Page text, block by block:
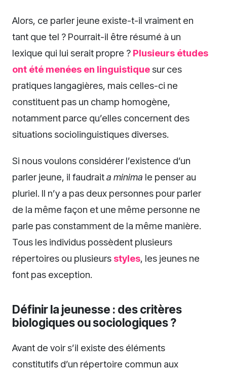
Alors, ce parler jeune existe-t-il vraiment en
tant que tel ? Pourrait-il être résumé à un
lexique qui lui serait propre ? Plusieurs études
ont été menées en linguistiquesur ces
pratiques langagières, mais celles-ci ne
constituent pas un champ homogène,
notamment parce qu’elles concernent des
situations sociolinguistiques diverses.
Si nous voulons considérer l’existence d’un
parler jeune, il faudraita minima le penser au
pluriel. Il n’y a pas deux personnes pour parler
de la même façon et une même personne ne
parle pas constamment de la même manière.
Tous les individus possèdent plusieurs
répertoires ou plusieurs styles, les jeunes ne
font pas exception.
Définir la jeunesse : des critères
biologiques ou sociologiques ?
Avant de voir s’il existe des éléments
constitutifs d’un répertoire commun aux